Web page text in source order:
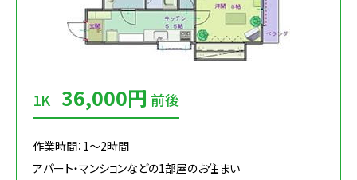
1K 36,000円 前後
作業時間：1～2時間
アパート・マンションなどの1部屋のお住まい